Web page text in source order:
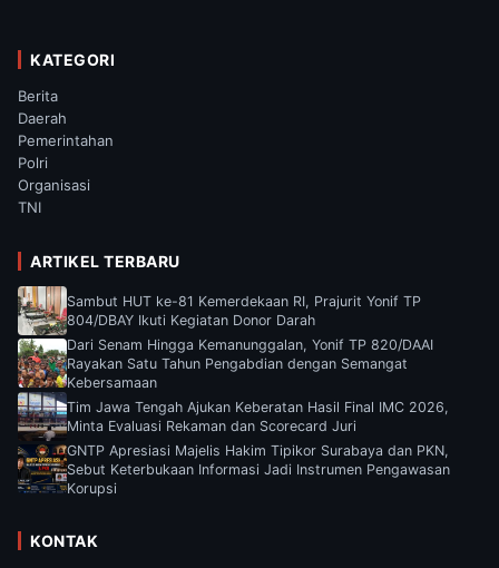
KATEGORI
Berita
Daerah
Pemerintahan
Polri
Organisasi
TNI
ARTIKEL TERBARU
Sambut HUT ke-81 Kemerdekaan RI, Prajurit Yonif TP
804/DBAY Ikuti Kegiatan Donor Darah
Dari Senam Hingga Kemanunggalan, Yonif TP 820/DAAI
Rayakan Satu Tahun Pengabdian dengan Semangat
Kebersamaan
Tim Jawa Tengah Ajukan Keberatan Hasil Final IMC 2026,
Minta Evaluasi Rekaman dan Scorecard Juri
GNTP Apresiasi Majelis Hakim Tipikor Surabaya dan PKN,
Sebut Keterbukaan Informasi Jadi Instrumen Pengawasan
Korupsi
KONTAK